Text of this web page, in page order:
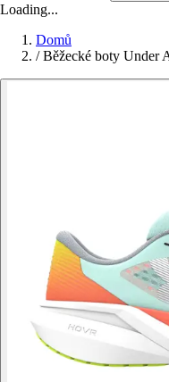
Loading...
Domů
/ Běžecké boty Under